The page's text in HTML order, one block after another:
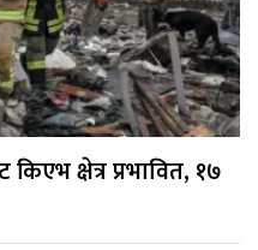
क्षेत्र प्रभावित, १७